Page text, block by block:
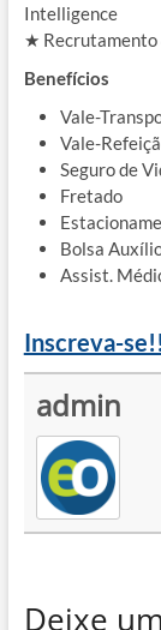
Intelligence
★ Recrutamento
Benefícios
Vale-
Vale-
Seguro de
Fretado
Bolsa
Assist.
Inscreva-
admin
Deixe